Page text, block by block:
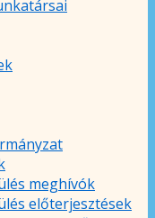
meghívók
előterjesztések